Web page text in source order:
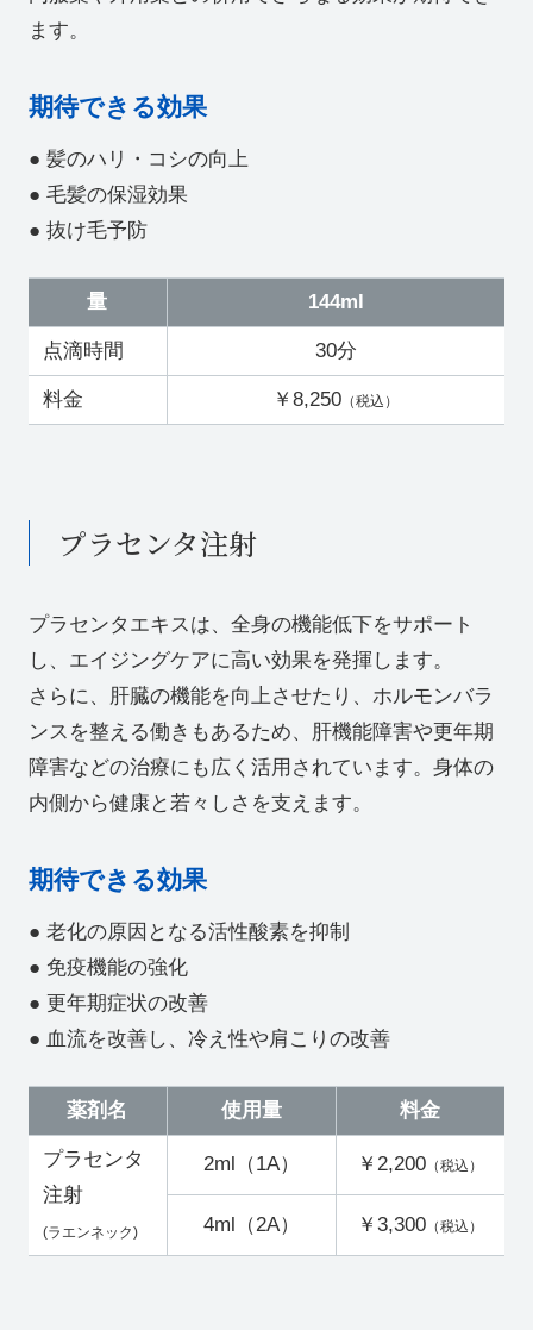
ます。
期待できる効果
● 髪のハリ・コシの向上
● 毛髪の保湿効果
● 抜け毛予防
量 144ml
点滴時間 30分
料金 ￥8,250 （税込）
プラセンタ注射
プラセンタエキスは、全身の機能低下をサポート
し、エイジングケアに高い効果を発揮します。
さらに、肝臓の機能を向上させたり、ホルモンバラ
ンスを整える働きもあるため、肝機能障害や更年期
障害などの治療にも広く活用されています。身体の
内側から健康と若々しさを支えます。
期待できる効果
● 老化の原因となる活性酸素を抑制
● 免疫機能の強化
● 更年期症状の改善
● 血流を改善し、冷え性や肩こりの改善
薬剤名 使用量 料金
プラセンタ
注射
(ラエンネック)
2ml（1A） ￥2,200 （税込）
4ml（2A） ￥3,300 （税込）